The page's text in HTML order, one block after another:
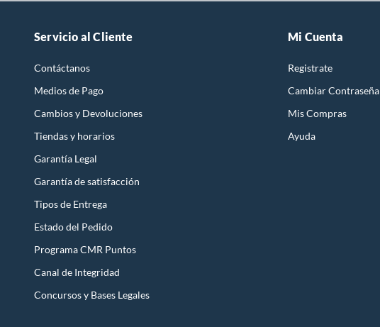
Servicio al Cliente
Contáctanos
Medios de Pago
Cambios y Devoluciones
Tiendas y horarios
Garantía Legal
Garantía de satisfacción
Tipos de Entrega
Estado del Pedido
Programa CMR Puntos
Canal de Integridad
Concursos y Bases Legales
Mi Cuenta
Registrate
Cambiar Contraseña
Mis Compras
Ayuda